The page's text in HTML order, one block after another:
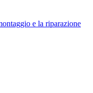
e la riparazione